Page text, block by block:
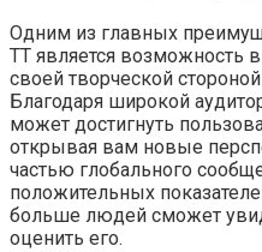
Одним из главных
ТТ является возможность
своей творческой
Благодаря широкой
может достигнуть
открывая вам новые
частью глобального
положительных
больше людей сможет
оценить его.